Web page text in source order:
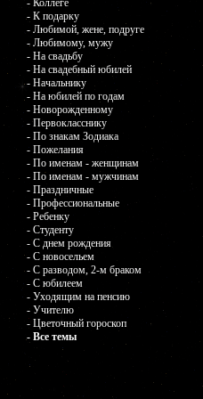
- Коллеге
- К подарку
- Любимой, жене, подруге
- Любимому, мужу
- На свадьбу
- На свадебный юбилей
- Начальнику
- На юбилей по годам
- Новорожденному
- Первокласснику
- По знакам Зодиака
- Пожелания
- По именам - женщинам
- По именам - мужчинам
- Праздничные
- Профессиональные
- Ребенку
- Студенту
- С днем рождения
- С новосельем
- С разводом, 2-м браком
- С юбилеем
- Уходящим на пенсию
- Учителю
- Цветочный гороскоп
- Все темы